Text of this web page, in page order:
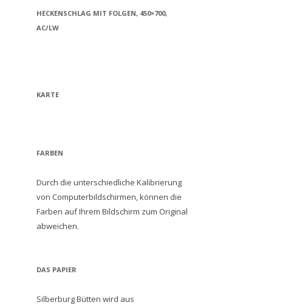
HECKENSCHLAG MIT FOLGEN, 450×700,
AC/LW
KARTE
FARBEN
Durch die unterschiedliche Kalibrierung
von Computerbildschirmen, können die
Farben auf Ihrem Bildschirm zum Original
abweichen.
DAS PAPIER
Silberburg Bütten wird aus